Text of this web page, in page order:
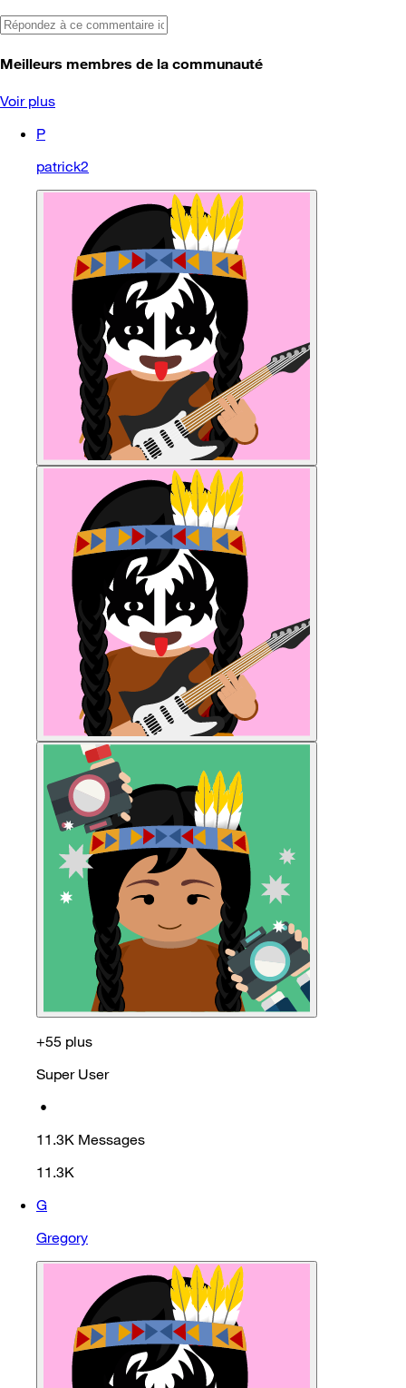
Meilleurs membres de la communauté
Voir plus
P
patrick2
+55 plus
Super User
•
11.3K Messages
11.3K
G
Gregory